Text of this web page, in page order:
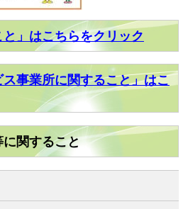
と」はこちらをクリック
ス事業所に関すること」はこ
関すること